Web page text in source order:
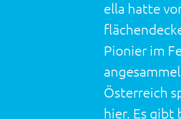
ella hatte
Pionier im
Österreich
hier. Es gibt